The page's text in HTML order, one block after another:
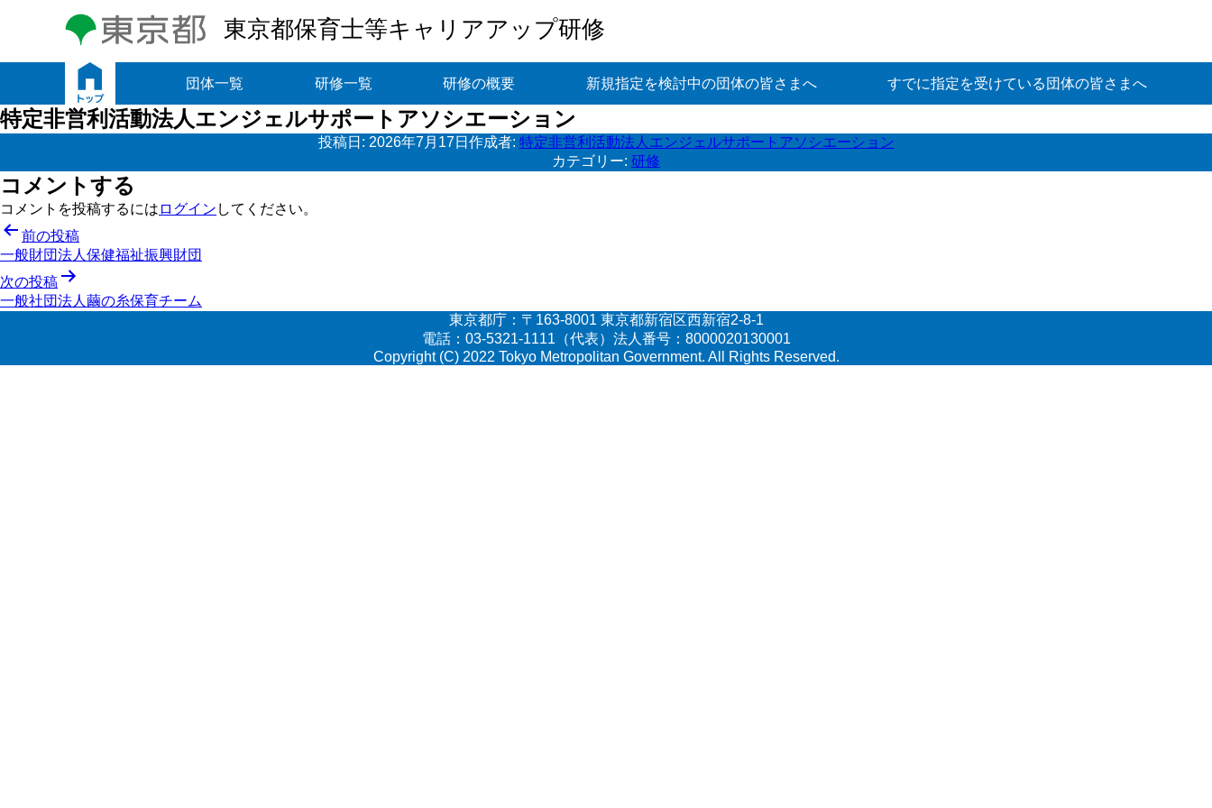
東京都保育士等キャリアアップ研修
団体一覧 研修一覧 研修の概要 新規指定を検討中の団体の皆さまへ すでに指定を受けている団体の皆さまへ
特定非営利活動法人エンジェルサポートアソシエーション
投稿日: 2026年7月17日 作成者: 特定非営利活動法人エンジェルサポートアソシエーション
カテゴリー: 研修
コメントする
コメントを投稿するには ログイン してください。
投
稿
ナ
ビ
前の投稿
一般財団法人保健福祉振興財団
次の投稿
一般社団法人繭の糸保育チーム
東京都庁：〒163-8001 東京都新宿区西新宿2-8-1
電話：03-5321-1111（代表）法人番号：8000020130001
Copyright (C) 2022 Tokyo Metropolitan Government. All Rights Reserved.